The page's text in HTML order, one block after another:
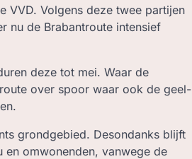
VVD. Volgens deze twee partijen
nu de Brabantroute intensief
deze tot mei. Waar de
over spoor waar ook de geel-
grondgebied. Desondanks blijft
omwonenden, vanwege de